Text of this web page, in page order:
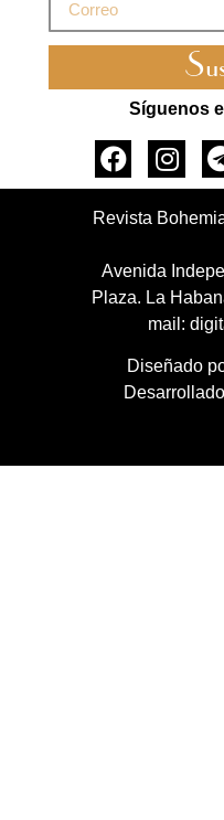
Síguenos
Revista
Avenida
Plaza. La
mail:
Diseñado